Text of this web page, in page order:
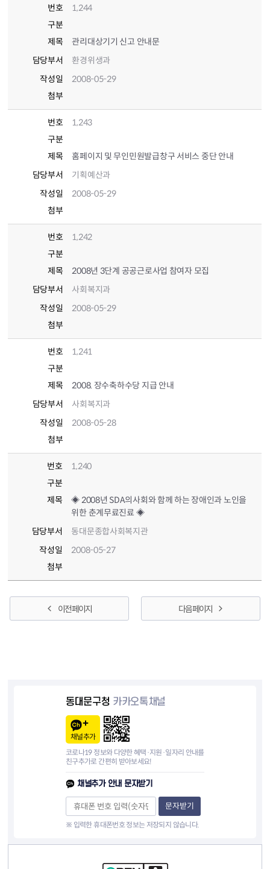
번호
1,244
구분
제목
관리대상기기 신고 안내문
담당부서
환경위생과
작성일
2008-05-29
첨부
번호
1,243
구분
제목
홈페이지 및 무인민원발급창구 서비스 중단 안내
담당부서
기획예산과
작성일
2008-05-29
첨부
번호
1,242
구분
제목
2008년 3단계 공공근로사업 참여자 모집
담당부서
사회복지과
작성일
2008-05-29
첨부
번호
1,241
구분
제목
2008. 장수축하수당 지급 안내
담당부서
사회복지과
작성일
2008-05-28
첨부
번호
1,240
구분
제목
◈ 2008년 SDA의사회와 함께 하는 장애인과 노인을
위한 춘계무료진료 ◈
담당부서
동대문종합사회복지관
작성일
2008-05-27
첨부
이전 페이지 다음 페이지
동대문구청 카카오톡채널
채널추가
코로나19 정보와 다양한 혜택·지원·일자리 안내를
친구추가로 간편히 받아보세요!
채널추가 안내 문자받기
문자받기
※ 입력한 휴대폰번호 정보는 저장되지 않습니다.